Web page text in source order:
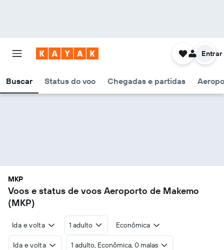
Buscar Status do voo Chegadas e partidas
Entrar
MKP
Voos e status de voos Aeroporto de Makemo
(MKP)
Ida e volta 1 adulto Econômica
Ida e volta 1 adulto, Econômica, 0 malas